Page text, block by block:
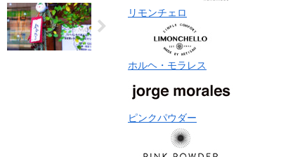
リモンチェロ
ホルヘ・モラレス
ピンクパウダー